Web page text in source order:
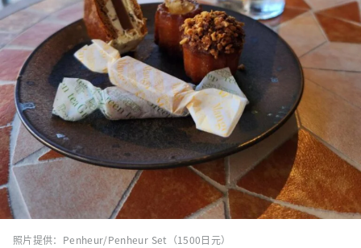
照片提供：Penheur/Penheur Set（1500日元）